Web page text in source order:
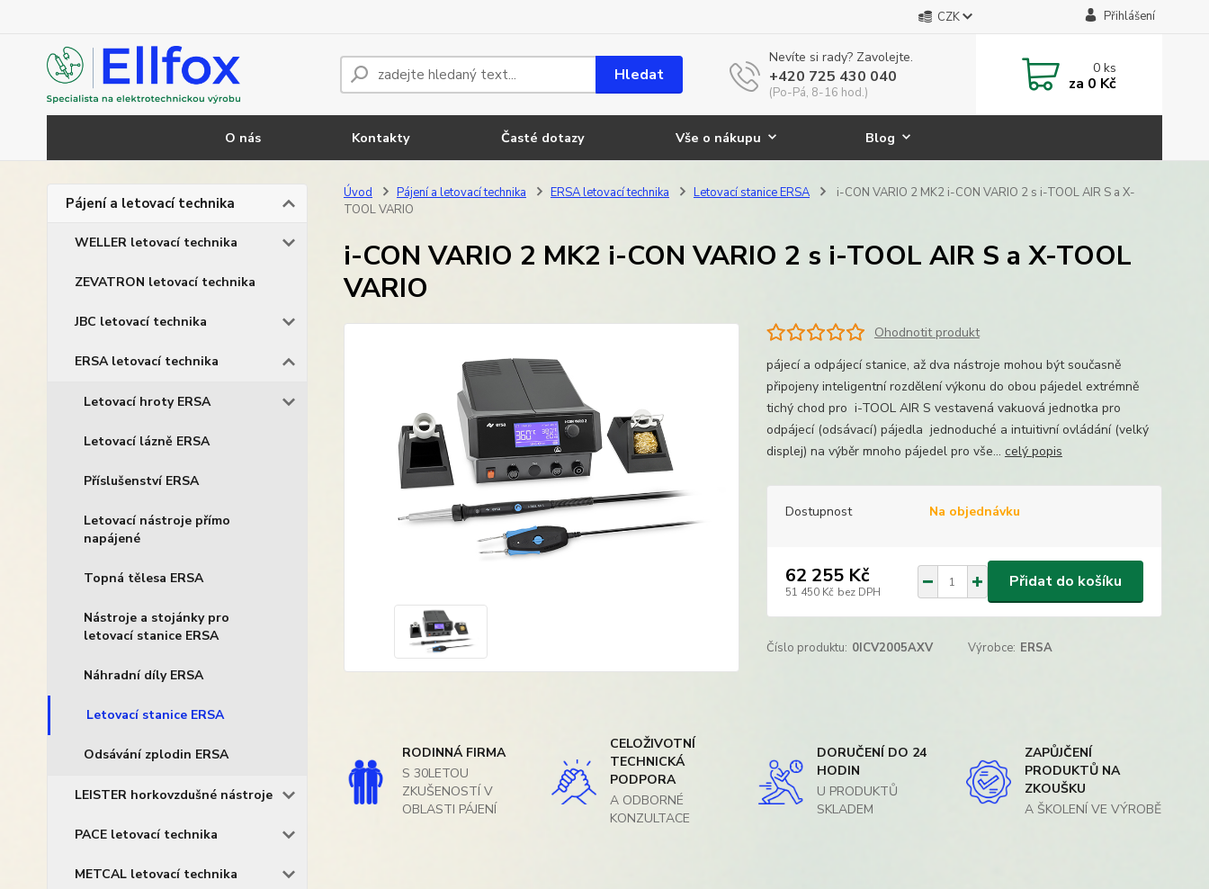
O nás Kontakty Časté dotazy Vše o nákupu Blog
CZK Přihlášení
Hledat
Nevíte si rady? Zavolejte.
+420 725 430 040
(Po-Pá, 8-16 hod.)
0ks
za 0 Kč
Pájení a letovací technika
WELLER letovací technika
ZEVATRON letovací technika
JBC letovací technika
ERSA letovací technika
Letovací hroty ERSA
Letovací lázně ERSA
Příslušenství ERSA
Letovací nástroje přímo
napájené
Topná tělesa ERSA
Nástroje a stojánky pro
letovací stanice ERSA
Náhradní díly ERSA
Letovací stanice ERSA
Odsávání zplodin ERSA
LEISTER horkovzdušné nástroje
PACE letovací technika
METCAL letovací technika
Úvod Pájení a letovací technika ERSA letovací technika Letovací stanice ERSA
i-CON VARIO 2 MK2 i-CON VARIO 2 s i-TOOL AIR S a X-
TOOL VARIO
i-CON VARIO 2 MK2 i-CON VARIO 2 s i-TOOL AIR S a X-TOOL
VARIO
Ohodnotit produkt
pájecí a odpájecí stanice, až dva nástroje mohou být současně
připojeny inteligentní rozdělení výkonu do obou pájedel extrémně
tichý chod pro i-TOOL AIR S vestavená vakuová jednotka pro
odpájecí (odsávací) pájedla jednoduché a intuitivní ovládání (velký
displej) na výběr mnoho pájedel pro vše... celý popis
Dostupnost Na objednávku
62 255 Kč
51 450 Kč bez DPH
Přidat do košíku
Číslo produktu: 0ICV2005AXV Výrobce: ERSA
RODINNÁ FIRMA
S 30LETOU
ZKUŠENOSTÍ V
OBLASTI PÁJENÍ
CELOŽIVOTNÍ
TECHNICKÁ
PODPORA
A ODBORNÉ
KONZULTACE
DORUČENÍ DO 24
HODIN
U PRODUKTŮ
SKLADEM
ZAPŮJČENÍ
PRODUKTŮ NA
ZKOUŠKU
A ŠKOLENÍ VE VÝROBĚ